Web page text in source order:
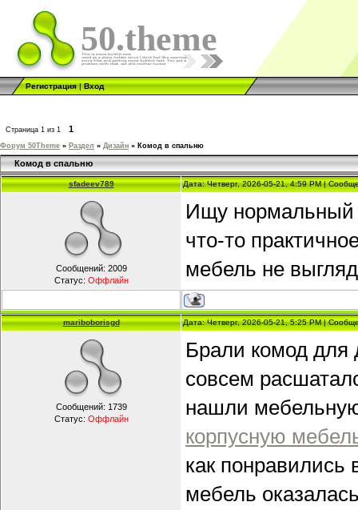
50.theme
Регистрация|Вход
Страница 1 из 1 1
Форум 50Theme » Раздел » Дизайн » Комод в спальню
Комод в спальню
sfadeev789 Дата: Четверг, 2026-05-21, 4:59 PM |
Сообщений: 2009
Статус: Оффлайн
Ищу нормальный
что-то
мебель не
mariboborisgd Дата: Четверг, 2026-05-21, 5:25 PM |
Сообщений: 1739
Статус: Оффлайн
Брали комод для
совсем
нашли
корпусную
как
мебель